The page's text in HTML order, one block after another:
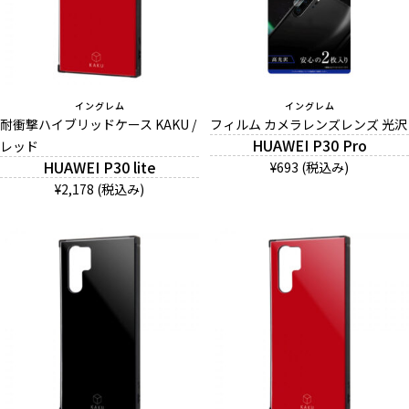
お知らせ
よくある質問
お問い合わせ（一般の皆様）
プライバシーポリシー
イングレム
耐衝撃ハイブリッドケース KAKU /
レッド
HUAWEI P30 lite
¥2,178 (税込み)
イングレム
フィルム カメラレンズレンズ 光沢
HUAWEI P30 Pro
¥693 (税込み)